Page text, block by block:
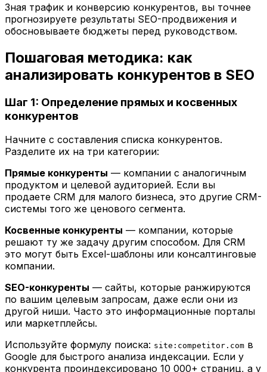
Зная трафик и конверсию конкурентов, вы точнее
прогнозируете результаты SEO-продвижения и
обосновываете бюджеты перед руководством.
Пошаговая методика: как
анализировать конкурентов в SEO
Шаг 1: Определение прямых и косвенных
конкурентов
Начните с составления списка конкурентов.
Разделите их на три категории:
Прямые конкуренты — компании с аналогичным
продуктом и целевой аудиторией. Если вы
продаете CRM для малого бизнеса, это другие CRM-
системы того же ценового сегмента.
Косвенные конкуренты — компании, которые
решают ту же задачу другим способом. Для CRM
это могут быть Excel-шаблоны или консалтинговые
компании.
SEO-конкуренты — сайты, которые ранжируются
по вашим целевым запросам, даже если они из
другой ниши. Часто это информационные порталы
или маркетплейсы.
Используйте формулу поиска: site:competitor.com в
Google для быстрого анализа индексации. Если у
конкурента проиндексировано 10 000+ страниц, а у